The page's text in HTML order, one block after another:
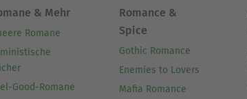
& Mehr
Romane
Good-Romane
Romance &
Spice
Gothic Romance
Enemies to Lovers
Mafia Romance